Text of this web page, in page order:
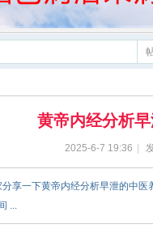
黄帝内经分析
2025-6-7 19:36
享一下黄帝内经分析早泄的中医
...